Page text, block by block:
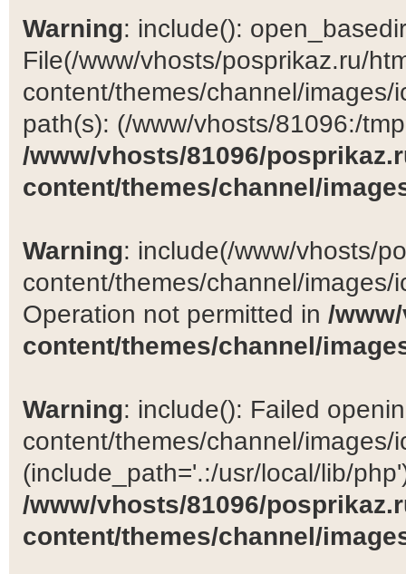
Warning: include():
File(/www/vhosts/posprikaz.ru/
content/themes/channel/
path(s): (/www/vhosts/81096:/
/www/vhosts/81096/
content/themes/channel/
Warning: include(/www/vhosts/
content/themes/channel/
Operation not permitted in /
content/themes/channel/
Warning: include(): Failed
content/themes/channel/images/
(include_path='.:/usr/local/lib/
/www/vhosts/81096/
content/themes/channel/